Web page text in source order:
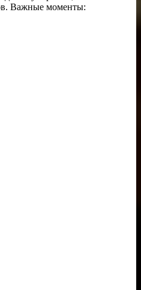
Важные моменты: